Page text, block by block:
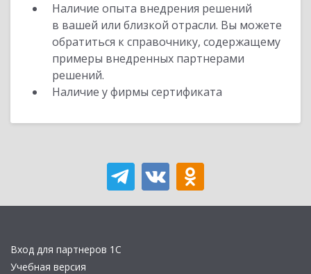
Наличие опыта внедрения решений
в вашей или близкой отрасли. Вы можете
обратиться к справочнику, содержащему
примеры внедренных партнерами
решений.
Наличие у фирмы сертификата
Вход для партнеров 1С
Учебная версия